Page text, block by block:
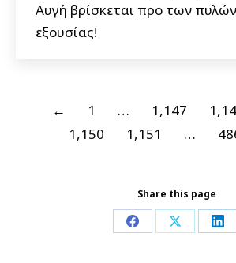
Αυγή βρίσκεται προ των
εξουσίας!
← 1 … 1,147
1,150
1,151 …
Share this page
Share Share